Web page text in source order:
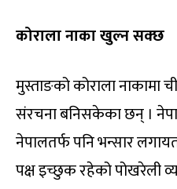
कोराला नाका खुल्न सक्छ
मुस्ताङको कोराला नाकामा
संरचना बनिसकेका छन् ।
नेपालतर्फ पनि भन्सार
पक्ष इच्छुक रहेको पोखरेली